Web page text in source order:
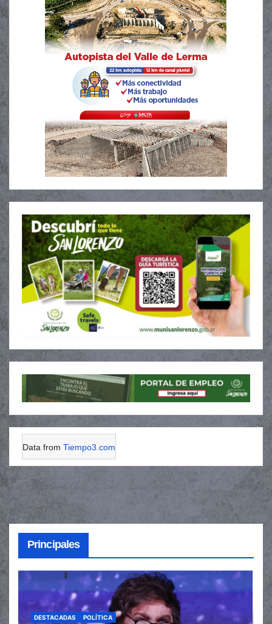
Data from Tiempo3.com
Principales
DESTACADAS POLÍTICA